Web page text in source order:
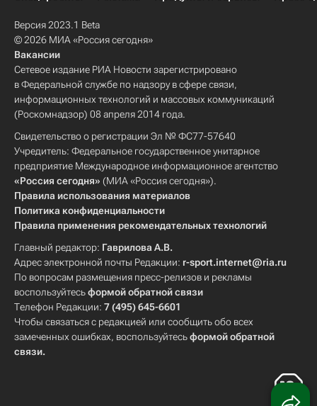
Версия 2023.1 Beta
© 2026 МИА «Россия сегодня»
Вакансии
Сетевое издание РИА Новости зарегистрировано
в Федеральной службе по надзору в сфере связи,
информационных технологий и массовых коммуникаций
(Роскомнадзор) 08 апреля 2014 года.
Свидетельство о регистрации Эл № ФС77-57640
Учредитель: Федеральное государственное унитарное
предприятие Международное информационное агентство
«Россия сегодня» (МИА «Россия сегодня»).
Правила использования материалов
Политика конфиденциальности
Правила применения рекомендательных технологий
Главный редактор: Гаврилова А.В.
Адрес электронной почты Редакции: r-sport.internet@ria.ru
По вопросам размещения пресс-релизов и рекламы
воспользуйтесьформой обратной связи
Телефон Редакции: 7 (495) 645-6601
Чтобы связаться с редакцией или сообщить обо всех
замеченных ошибках, воспользуйтесьформой обратной
связи.